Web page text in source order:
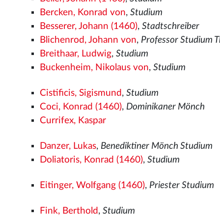
Bercken, Konrad von,Studium
Besserer, Johann (1460),Stadtschreiber
Blichenrod, Johann von, Professor Studium
Breithaar, Ludwig,Studium
Buckenheim, Nikolaus von,Studium
Cistificis, Sigismund ,Studium
Coci, Konrad (1460), Dominikaner Mönch
Currifex, Kaspar
Danzer, Lukas, Benediktiner Mönch Studium
Doliatoris, Konrad (1460),Studium
Eitinger, Wolfgang (1460), Priester Studium
Fink, Berthold ,Studium